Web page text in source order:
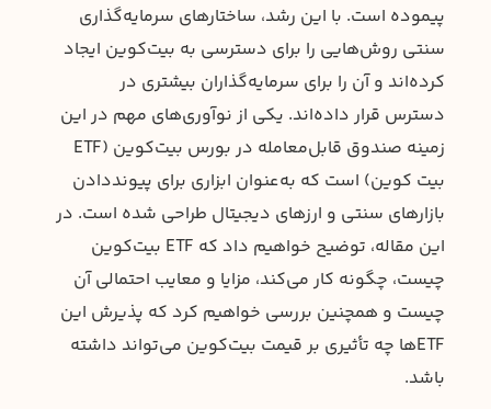
پیموده است. با این رشد، ساختارهای سرمایه‌گذاری
سنتی روش‌هایی را برای دسترسی به بیت‌کوین ایجاد
کرده‌اند و آن را برای سرمایه‌گذاران بیشتری در
دسترس قرار داده‌اند. یکی از نوآوری‌های مهم در این
زمینه صندوق قابل‌معامله در بورس بیت‌کوین (ETF
بیت کوین) است که به‌عنوان ابزاری برای پیونددادن
بازارهای سنتی و ارزهای دیجیتال طراحی شده است. در
این مقاله، توضیح خواهیم داد که ETF بیت‌کوین
چیست، چگونه کار می‌کند، مزایا و معایب احتمالی آن
چیست و همچنین بررسی خواهیم کرد که پذیرش این
ETFها چه تأثیری بر قیمت بیت‌کوین می‌تواند داشته
باشد.